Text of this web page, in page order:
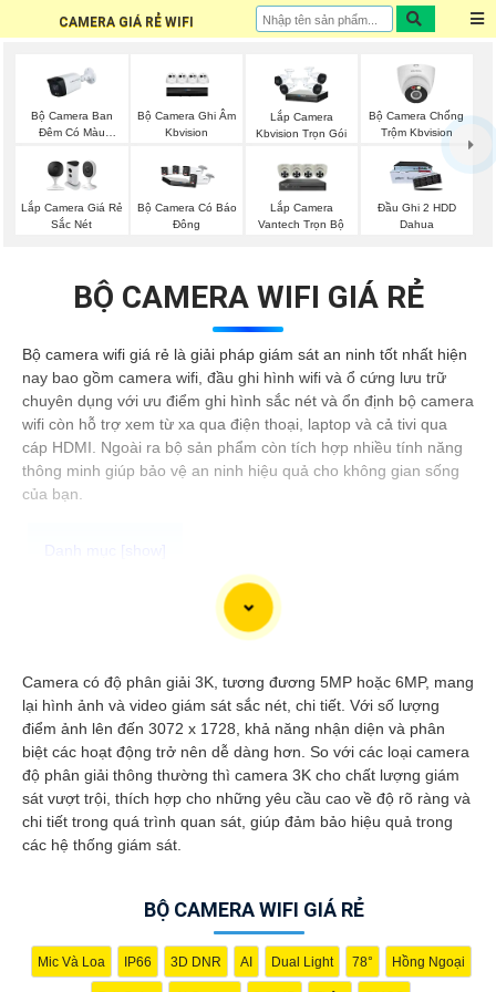
CAMERA GIÁ RẺ WIFI
Bộ Camera Ban
Đêm Có Màu
Bộ Camera Ghi Âm
Kbvision
Lắp Camera
Kbvision Trọn Gói
Bộ Camera Chống
Trộm Kbvision
Lắp Camera Giá Rẻ
Sắc Nét
Bộ Camera Có Báo
Đông
Lắp Camera
Vantech Trọn Bộ
Đầu Ghi 2 HDD
Dahua
BỘ CAMERA WIFI GIÁ RẺ
Bộ camera wifi giá rẻ là giải pháp giám sát an ninh tốt nhất hiện
nay bao gồm camera wifi, đầu ghi hình wifi và ổ cứng lưu trữ
chuyên dụng với ưu điểm ghi hình sắc nét và ổn định bộ camera
wifi còn hỗ trợ xem từ xa qua điện thoại, laptop và cả tivi qua
cáp HDMI. Ngoài ra bộ sản phẩm còn tích hợp nhiều tính năng
thông minh giúp bảo vệ an ninh hiệu quả cho không gian sống
của bạn.
Dạ chắc chắn! Dưới đây là một số tư vấn giới thiệu về việc lắp
đặt trọn bộ camera wifi chất lượng sắc nét:
tiếng, có uy tín trong lĩnh vực camera an ninh như Hikvision,
Dahua, Ezviz, Xiaomi, vv. Đảm bảo rằng sản phẩm của bạn có
chất lượng và hỗ trợ tốt từ nhà sản xuất.
🤵2:Chọn camera có độ phân giải cao: Để Hoàn toàn tin cậy
hình ảnh sắc nét, lựa chọn camera có độ phân giải cao như Full
HD (1080p) hoặc thậm chí 4K.
🦉 3:Chọn camera có chức năng ghi hình trong đêm: Camera
cần có khả năng quan sát trong điều kiện ánh sáng yếu hoặc
Lựa chọn trọn bộ camera wifi: Chọn bộ camera wifi trọn gói
bao gồm cả camera, đầu ghi hình, adapter, cáp kết nối, vv. Đảm
bảo rằng tất cả các thiết bị tương thích với nhau và dễ cài đặt.
™️5:Vị trí lắp đặt: Lựa chọn vị trí lắp đặt camera sao cho có thể
Camera có độ phân giải 3K, tương đương 5MP hoặc 6MP, mang
lại hình ảnh và video giám sát sắc nét, chi tiết. Với số lượng
điểm ảnh lên đến 3072 x 1728, khả năng nhận diện và phân
biệt các hoạt động trở nên dễ dàng hơn. So với các loại camera
độ phân giải thông thường thì camera 3K cho chất lượng giám
sát vượt trội, thích hợp cho những yêu cầu cao về độ rõ ràng và
chi tiết trong quá trình quan sát, giúp đảm bảo hiệu quả trong
các hệ thống giám sát.
BỘ CAMERA WIFI GIÁ RẺ
Mic Và Loa IP66 3D DNR AI Dual Light 78° Hồng Ngoại